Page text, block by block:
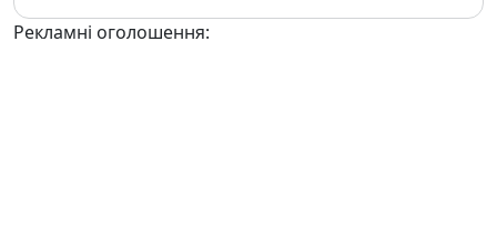
Рекламні оголошення: